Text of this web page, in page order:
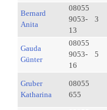
Bernard
Anita
08055
9053-
13
3
Gauda
Günter
08055
9053-
16
5
Gruber
Katharina
08055
655